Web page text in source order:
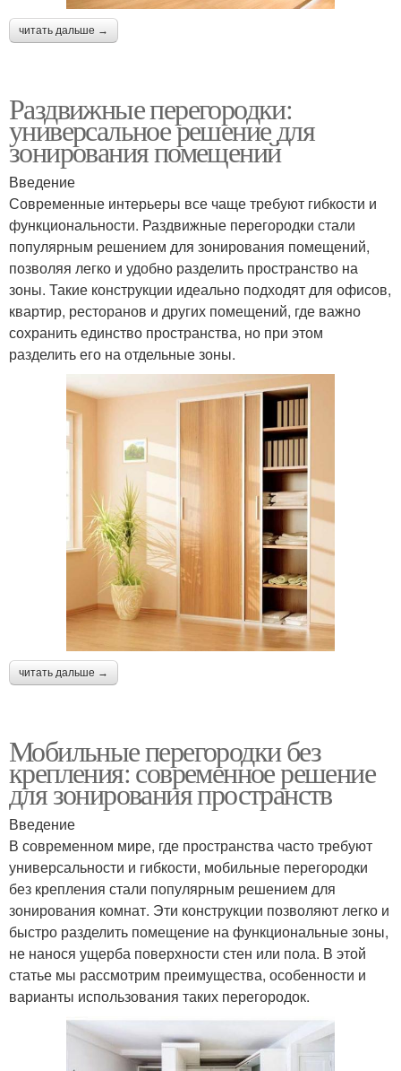
читать дальше →
Раздвижные перегородки:
универсальное решение для
зонирования помещений
Введение
Современные интерьеры все чаще требуют гибкости и
функциональности. Раздвижные перегородки стали
популярным решением для зонирования помещений,
позволяя легко и удобно разделить пространство на
зоны. Такие конструкции идеально подходят для офисов,
квартир, ресторанов и других помещений, где важно
сохранить единство пространства, но при этом
разделить его на отдельные зоны.
читать дальше →
Мобильные перегородки без
крепления: современное решение
для зонирования пространств
Введение
В современном мире, где пространства часто требуют
универсальности и гибкости, мобильные перегородки
без крепления стали популярным решением для
зонирования комнат. Эти конструкции позволяют легко и
быстро разделить помещение на функциональные зоны,
не нанося ущерба поверхности стен или пола. В этой
статье мы рассмотрим преимущества, особенности и
варианты использования таких перегородок.